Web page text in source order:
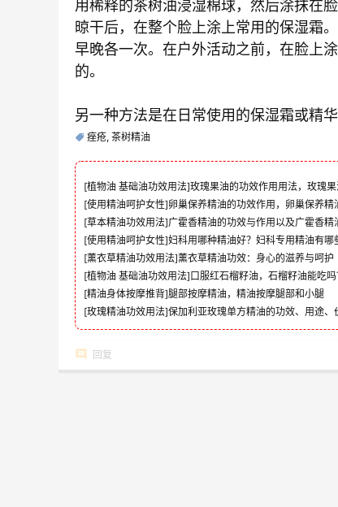
用稀释的茶树油浸湿棉球，然后涂抹在
晾干后，在整个脸上涂上常用的保湿霜。
早晚各一次。在户外活动之前，在脸上
的。
另一种方法是在日常使用的保湿霜或精
痤疮, 茶树精油
玫瑰果油的功效作用用法，玫瑰果
[植物油 基础油功效用法]
卵巢保养精油的功效作用，卵巢保养精
[使用精油呵护女性]
广霍香精油的功效与作用以及广霍香精
[草本精油功效用法]
妇科用哪种精油好？妇科专用精油有哪
[使用精油呵护女性]
薰衣草精油功效：身心的滋养与呵护
[薰衣草精油功效用法]
口服红石榴籽油，石榴籽油能吃吗
[植物油 基础油功效用法]
腿部按摩精油，精油按摩腿部和小腿
[精油身体按摩推背]
保加利亚玫瑰单方精油的功效、用途、
[玫瑰精油功效用法]
回复